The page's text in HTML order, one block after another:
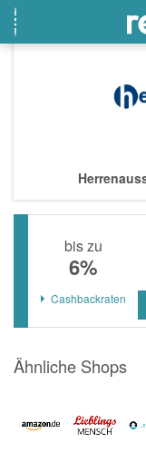
eBay
adidas
Beste
TopTop
bis zu
6%
Cashbackraten
Ähnliche Shops